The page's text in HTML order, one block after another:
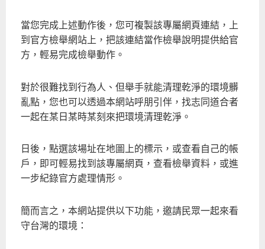
當您完成上述動作後，您可複製該專屬網頁連結，上
到官方檢舉網站上，把該連結當作檢舉說明提供給官
方，輕易完成檢舉動作。
對於很難找到行為人、但舉手就能清理乾淨的環境髒
亂點，您也可以透過本網站呼朋引伴，找志同道合者
一起在某日某時某刻來把環境清理乾淨。
日後，點選該場址在地圖上的標示，或查看自己的帳
戶，即可輕易找到該專屬網頁，查看檢舉資料，或進
一步紀錄官方處理情形。
簡而言之，本網站提供以下功能，邀請民眾一起來看
守台灣的環境：